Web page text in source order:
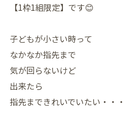
【1枠1組限定】です😊
子どもが小さい時って
なかなか指先まで
気が回らないけど
出来たら
指先まできれいでいたい・・・